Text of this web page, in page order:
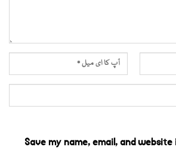
Save my name, email, and